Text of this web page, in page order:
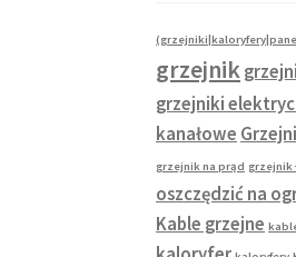
grzejnik
grzejniki
kanałowe
grzejnik na prąd grzejnik
oszczędzić na
Kable grzejne